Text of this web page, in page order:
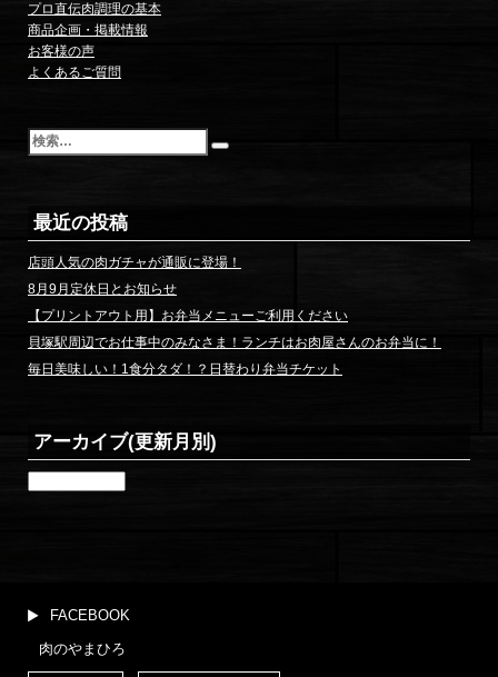
送
り
プロ直伝肉調理の基本
商品企画・掲載情報
お客様の声
よくあるご質問
最近の投稿
店頭人気の肉ガチャが通販に登場！
8月9月定休日とお知らせ
【プリントアウト用】お弁当メニューご利用ください
貝塚駅周辺でお仕事中のみなさま！ランチはお肉屋さんのお弁当に！
毎日美味しい！1食分タダ！？日替わり弁当チケット
アーカイブ(更新月別)
新
別)
FACEBOOK
肉のやまひろ